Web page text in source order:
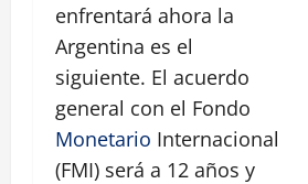
enfrentará ahora la
Argentina es el
siguiente. El acuerdo
general con el Fondo
Monetario Internacional
(FMI) será a 12 años y